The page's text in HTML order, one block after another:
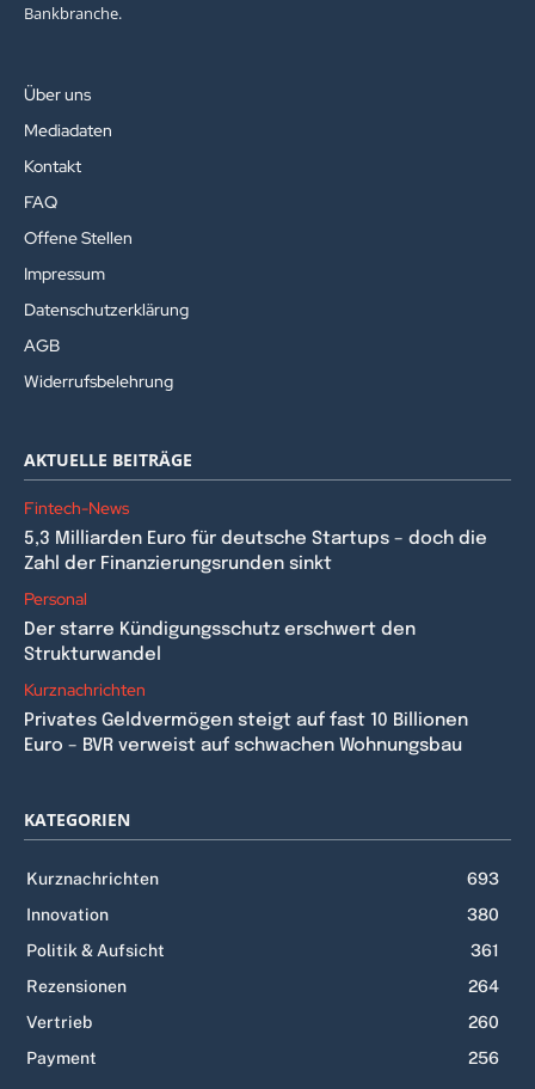
Bankbranche.
Über uns
Mediadaten
Kontakt
FAQ
Offene Stellen
Impressum
Datenschutzerklärung
AGB
Widerrufsbelehrung
AKTUELLE BEITRÄGE
Fintech-News
5,3 Milliarden Euro für deutsche Startups – doch die
Zahl der Finanzierungsrunden sinkt
Personal
Der starre Kündigungsschutz erschwert den
Strukturwandel
Kurznachrichten
Privates Geldvermögen steigt auf fast 10 Billionen
Euro – BVR verweist auf schwachen Wohnungsbau
KATEGORIEN
Kurznachrichten
693
Innovation
380
Politik & Aufsicht
361
Rezensionen
264
Vertrieb
260
Payment
256